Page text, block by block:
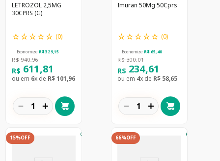
LETROZOL 2,5MG
30CPRS (G)
☆☆☆☆☆ (0)
Economize R$ 329,15
R$ 940,96
R$ 611,81
ou em 6x de R$101,96
＋
－
Imuran 50Mg 50Cprs
☆☆☆☆☆ (0)
Economize R$ 65,40
R$ 300,01
R$ 234,61
ou em 4x de R$ 58,65
＋
－
15%OFF 66%OFF